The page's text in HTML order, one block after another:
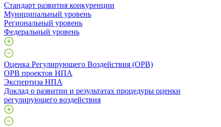
Стандарт развития конкуренции
Муниципальный уровень
Региональный уровень
Федеральный уровень
Оценка Регулирующего Воздействия (ОРВ)
ОРВ проектов НПА
Экспертиза НПА
Доклад о развитии и результатах процедуры оценки
регулирующего воздействия